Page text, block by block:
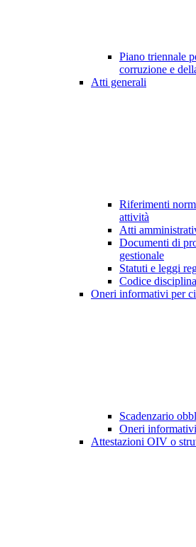
Piano triennale
corruzione e
Atti generali
Riferimenti
attività
Atti
Documenti di
gestionale
Statuti e leggi
Codice
Oneri informativi per
Scadenzario
Oneri
Attestazioni OIV o